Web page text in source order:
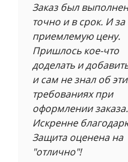
Заказ был выполнен
точно и в срок. И за
приемлемую цену.
Пришлось кое-что
доделать и
и сам не знал об
требованиях при
оформлении заказа.
Искренне
Защита оценена на
"отлично"!